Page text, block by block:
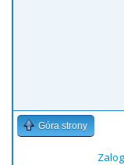
Góra strony